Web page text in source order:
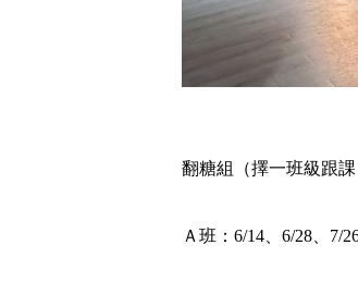
翻糖組（擇一班級跟
Ａ班：6/14、6/28、7/